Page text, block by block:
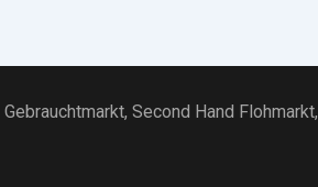
Gebrauchtmarkt, Second Hand Flohmarkt,